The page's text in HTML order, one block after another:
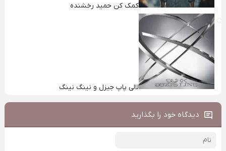
کمک کن حمید رخشنده
لالی پاپ جیزل و نینگ نینگ
دیدگاه خود را بگذارید